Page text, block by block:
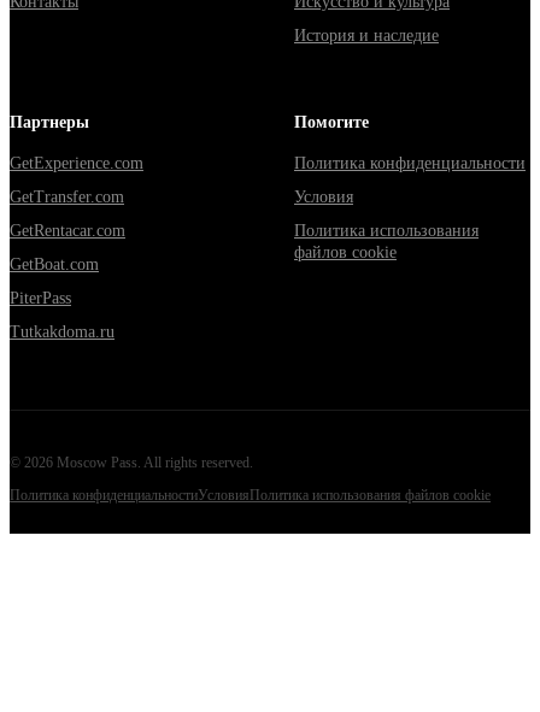
История и наследие
Партнеры
GetExperience.com
GetTransfer.com
GetRentacar.com
GetBoat.com
PiterPass
Tutkakdoma.ru
Помогите
Политика конфиденциальности
Условия
Политика использования
файлов cookie
© 2026 Moscow Pass. All rights reserved.
Политика конфиденциальностиУсловия Политика использования файлов cookie